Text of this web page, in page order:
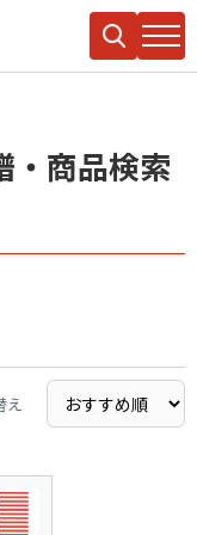
商品検索
え